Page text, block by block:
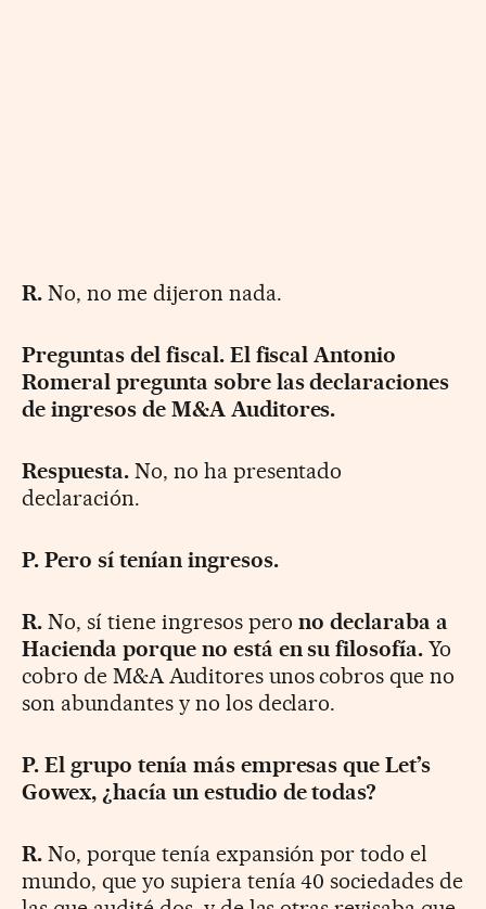
R.No, no me dijeron nada.
Preguntas del fiscal. El fiscal Antonio
Romeral pregunta sobre las declaraciones
de ingresos de M&A Auditores.
Respuesta.No, no ha presentado
declaración.
P. Pero sí tenían ingresos.
R.No, sí tiene ingresos pero no declaraba a
Hacienda porque no está en su filosofía. Yo
cobro de M&A Auditores unos cobros que no
son abundantes y no los declaro.
P. El grupo tenía más empresas que Let’s
Gowex, ¿hacía un estudio de todas?
R.No, porque tenía expansión por todo el
mundo, que yo supiera tenía 40 sociedades de